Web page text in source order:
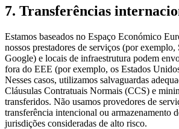
7. Transferências
Estamos baseados no Espaço Económico
nossos prestadores de serviços (por
Google) e locais de infraestrutura podem
fora do EEE (por exemplo, os Estados
Nesses casos, utilizamos salvaguardas
Cláusulas Contratuais Normais (CCS) e
transferidos. Não usamos provedores de
transferência intencional ou armazenamento
jurisdições consideradas de alto risco.